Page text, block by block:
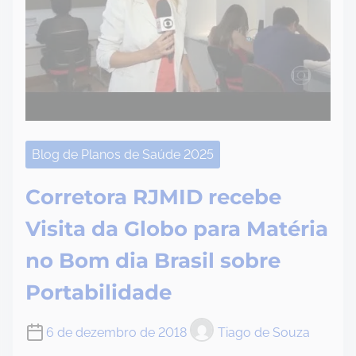
Blog de Planos de Saúde 2025
Corretora RJMID recebe
Visita da Globo para Matéria
no Bom dia Brasil sobre
Portabilidade
6 de dezembro de 2018 Tiago de Souza